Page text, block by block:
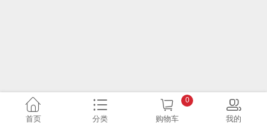
首页 分类 购物车
0
我的